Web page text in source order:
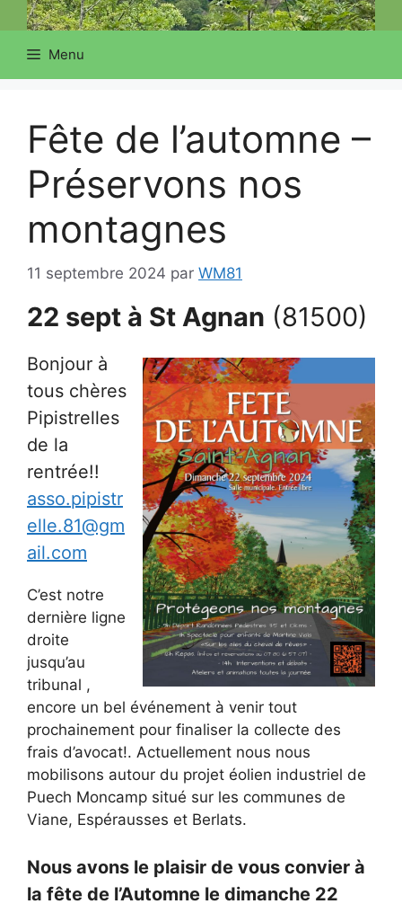
Menu
Fête de l’automne –
Préservons nos
montagnes
11 septembre 2024 par WM81
22 sept à St Agnan (81500)
Bonjour à
tous chères
Pipistrelles
de la
rentrée!!
asso.pipistr
elle.81@gm
ail.com
C’est notre
dernière ligne
droite
jusqu’au
tribunal ,
encore un bel événement à venir tout
prochainement pour finaliser la collecte des
frais d’avocat!. Actuellement nous nous
mobilisons autour du projet éolien industriel de
Puech Moncamp situé sur les communes de
Viane, Espérausses et Berlats.
Nous avons le plaisir de vous convier à
la fête de l’Automne le dimanche 22